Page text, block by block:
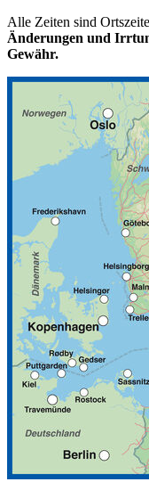
Alle Zeiten sind
Änderungen und
Gewähr.